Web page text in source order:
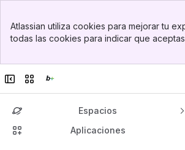
Top Bar
Sidebar
Atlassian utiliza cookies para mejorar tu
todas las cookies para indicar que
Contraer barra lateral
Cambiar sitios o aplicaciones
Espacios
Aplicaciones